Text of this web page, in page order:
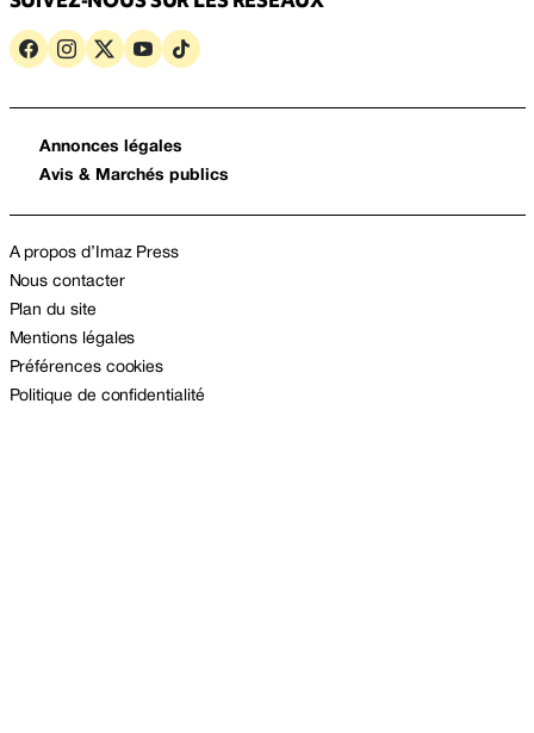
Annonces légales
Avis & Marchés publics
A propos d’Imaz Press
Nous contacter
Plan du site
Mentions légales
Préférences cookies
Politique de confidentialité